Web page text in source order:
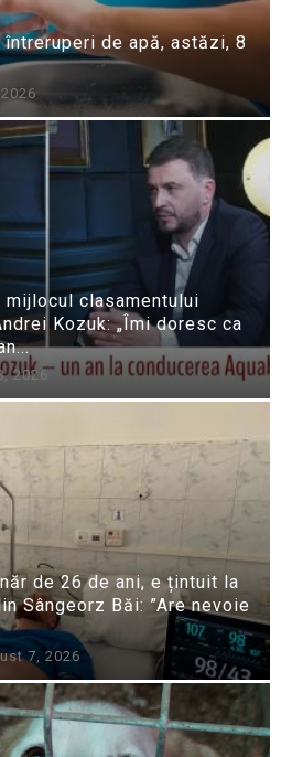
întreruperi de apă, astăzi, 8
mijlocul clasamentului
Kozuk: „Îmi doresc ca
2026
de 26 de ani, e țintuit la
Sângeorz Băi: ”Are nevoie
7, 2026